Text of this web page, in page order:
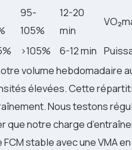
95-
105%
12-20
min
>105% 6-12 min
volume hebdomadaire
élevées. Cette
Nous testons
que notre charge
stable avec une VMA